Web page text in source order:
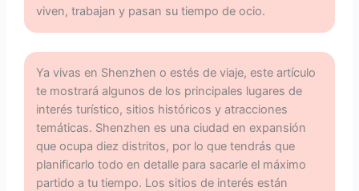
viven, trabajan y pasan su tiempo de ocio.
Ya vivas en Shenzhen o estés de viaje, este artículo
te mostrará algunos de los principales lugares de
interés turístico, sitios históricos y atracciones
temáticas. Shenzhen es una ciudad en expansión
que ocupa diez distritos, por lo que tendrás que
planificarlo todo en detalle para sacarle el máximo
partido a tu tiempo. Los sitios de interés están